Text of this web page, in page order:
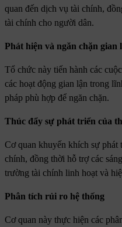
quan đến dịch vụ tài chính,
tài chính cho người dân.
Phát hiện và ngăn chặn gian
Tổ chức này tiến hành các
các hoạt động gian lận trong
pháp phù hợp để ngăn chặn.
Thúc đẩy sự phát triển của
Cơ quan khuyến khích sự
chính, đồng thời hỗ trợ các
trường tài chính linh hoạt và
Phân tích rủi ro hệ thống
Cơ quan này thực hiện các